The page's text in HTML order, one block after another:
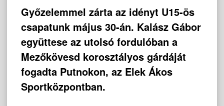
Győzelemmel zárta az idényt U15-ös
csapatunk május 30-án. Kalász Gábor
együttese az utolsó fordulóban a
Mezőkövesd korosztályos gárdáját
fogadta Putnokon, az Elek Ákos
Sportközpontban.